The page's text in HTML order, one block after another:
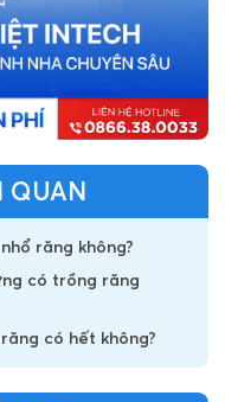
QUAN
răng không?
có trồng răng
có hết không?